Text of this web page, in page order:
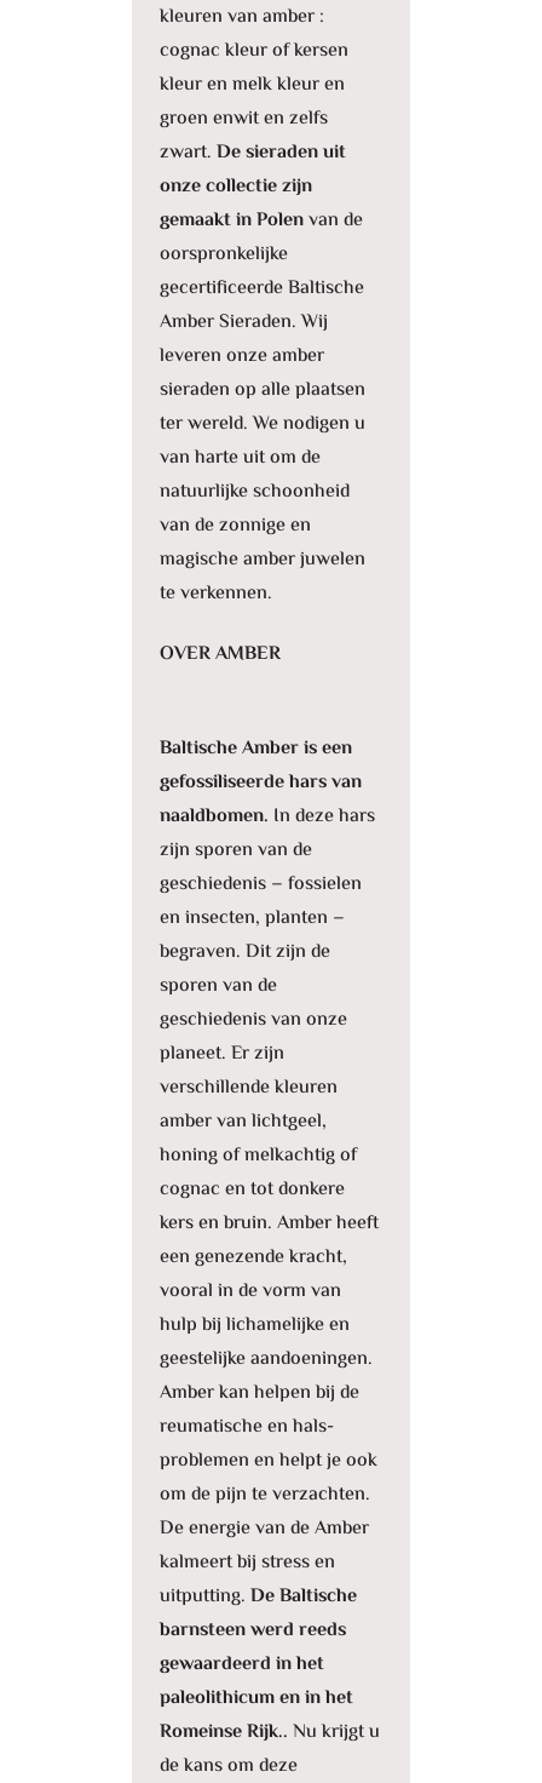
kleuren van amber :
cognac kleur of kersen
kleur en melk kleur en
groen enwit en zelfs
zwart. De sieraden uit
onze collectie zijn
gemaakt in Polenvan de
oorspronkelijke
gecertificeerde Baltische
Amber Sieraden. Wij
leveren onze amber
sieraden op alle plaatsen
ter wereld. We nodigen u
van harte uit om de
natuurlijke schoonheid
van de zonnige en
magische amber juwelen
te verkennen.
OVER AMBER
Baltische Amber is een
gefossiliseerde hars van
naaldbomen. In deze hars
zijn sporen van de
geschiedenis – fossielen
en insecten, planten –
begraven. Dit zijn de
sporen van de
geschiedenis van onze
planeet. Er zijn
verschillende kleuren
amber van lichtgeel,
honing of melkachtig of
cognac en tot donkere
kers en bruin. Amber heeft
een genezende kracht,
vooral in de vorm van
hulp bij lichamelijke en
geestelijke aandoeningen.
Amber kan helpen bij de
reumatische en hals-
problemen en helpt je ook
om de pijn te verzachten.
De energie van de Amber
kalmeert bij stress en
uitputting.De Baltische
barnsteen werd reeds
gewaardeerd in het
paleolithicum en in het
Romeinse Rijk.. Nu krijgt u
de kans om deze